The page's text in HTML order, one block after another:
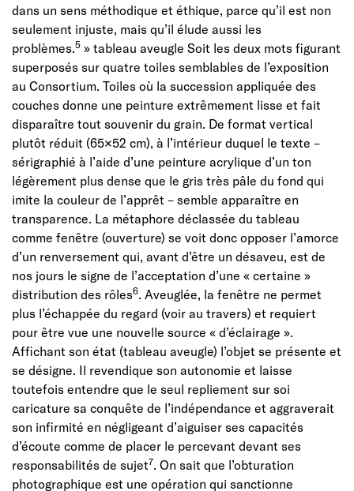
dans un sens méthodique et éthique, parce qu’il est non
seulement injuste, mais qu’il élude aussi les
problèmes.5 » tableau aveugle Soit les deux mots figurant
superposés sur quatre toiles semblables de l’exposition
au Consortium. Toiles où la succession appliquée des
couches donne une peinture extrêmement lisse et fait
disparaître tout souvenir du grain. De format vertical
plutôt réduit (65×52 cm), à l’intérieur duquel le texte –
sérigraphié à l’aide d’une peinture acrylique d’un ton
légèrement plus dense que le gris très pâle du fond qui
imite la couleur de l’apprêt – semble apparaître en
transparence. La métaphore déclassée du tableau
comme fenêtre (ouverture) se voit donc opposer l’amorce
d’un renversement qui, avant d’être un désaveu, est de
nos jours le signe de l’acceptation d’une « certaine »
distribution des rôles6. Aveuglée, la fenêtre ne permet
plus l’échappée du regard (voir au travers) et requiert
pour être vue une nouvelle source « d’éclairage ».
Affichant son état (tableau aveugle) l’objet se présente et
se désigne. Il revendique son autonomie et laisse
toutefois entendre que le seul repliement sur soi
caricature sa conquête de l’indépendance et aggraverait
son infirmité en négligeant d’aiguiser ses capacités
d’écoute comme de placer le percevant devant ses
responsabilités de sujet7. On sait que l’obturation
photographique est une opération qui sanctionne